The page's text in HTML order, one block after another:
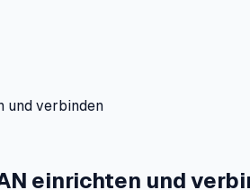
und verbinden
einrichten und